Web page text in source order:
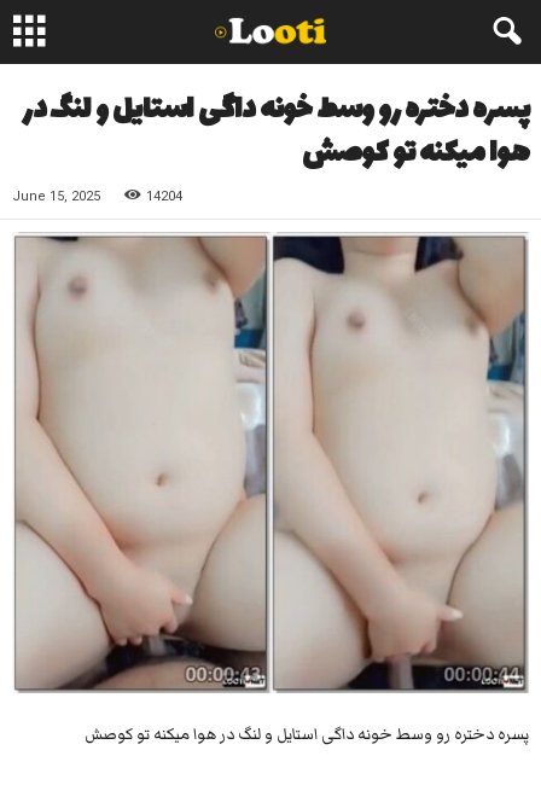
پسره دختره رو وسط خونه داگی استایل و لنگ در
هوا میکنه تو کوصش
June 15, 2025 14204
پسره دختره رو وسط خونه داگی استایل و لنگ در هوا میکنه تو کوصش